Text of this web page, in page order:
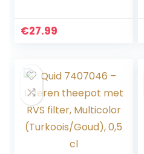
liter, blauw
€27.99